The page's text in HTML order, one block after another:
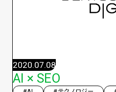
AI × SEO
2020.07.08